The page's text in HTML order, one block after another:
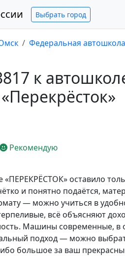
Выбрать город
Федеральная
к
Рекомендую
«ПЕРЕКРЁСТОК» оставило
и понятно подаётся,
— можно учиться в
всё объясняют
Машины современные, в
подход — можно
большое за ваш